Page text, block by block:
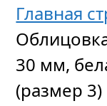
Главная
30 мм,
(размер 3)